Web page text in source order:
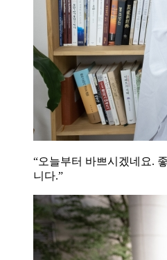
“오늘부터 바쁘시겠네요.
니다.”